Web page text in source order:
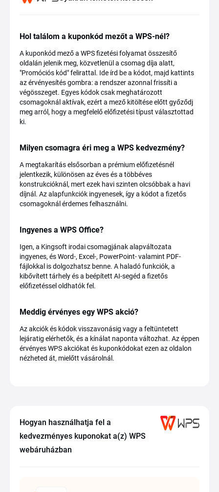
Hol találom a kuponkód mezőt a WPS-nél?
A kuponkód mező a WPS fizetési folyamat összesítő
oldalán jelenik meg, közvetlenül a csomag díja alatt,
"Promóciós kód" felirattal. Ide írd be a kódot, majd kattints
az érvényesítés gombra: a rendszer azonnal frissíti a
végösszeget. Egyes kódok csak meghatározott
csomagoknál aktívak, ezért a mező kitöltése előtt győződj
meg arról, hogy a megfelelő előfizetési típust választottad
ki.
Milyen csomagra éri meg a WPS kedvezmény?
A megtakarítás elsősorban a prémium előfizetésnél
jelentkezik, különösen az éves és a többéves
konstrukcióknál, mert ezek havi szinten olcsóbbak a havi
díjnál. Az alapfunkciók ingyenesek, így a kódot a fizetős
csomagoknál érdemes felhasználni.
Ingyenes a WPS Office?
Igen, a Kingsoft irodai csomagjának alapváltozata
ingyenes, és Word-, Excel-, PowerPoint- valamint PDF-
fájlokkal is dolgozhatsz benne. A haladó funkciók, a
kibővített tárhely és a beépített AI-segéd a fizetős
előfizetéssel oldhatók fel.
Meddig érvényes egy WPS akció?
Az akciók és kódok visszavonásig vagy a feltüntetett
lejáratig elérhetők, és a kínálat naponta változhat. Az éppen
érvényes WPS akciókat és kuponkódokat ezen az oldalon
nézheted át, mielőtt vásárolnál.
Hogyan használhatja fel a
kedvezményes kuponokat a(z) WPS
webáruházban